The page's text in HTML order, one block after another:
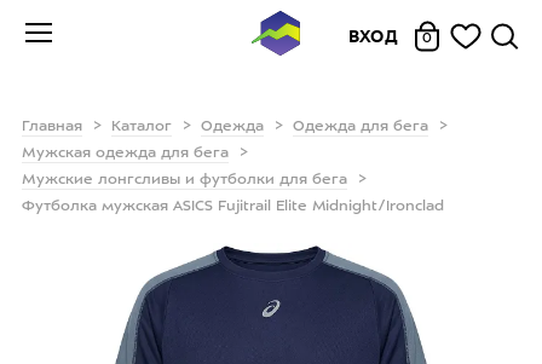
ВХОД 0
Главная Каталог Одежда
Одежда для бега
Мужская одежда для бега
Мужские лонгсливы и футболки для бега
Футболка мужская ASICS Fujitrail Elite Midnight/Ironclad